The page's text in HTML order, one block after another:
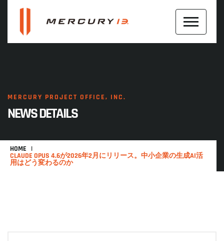
MERCURY PROJECT OFFICE, INC.
NEWS DETAILS
HOME
CLAUDE OPUS 4.6が2026年2月にリリース。中小企業の生成AI活
用はどう変わるのか